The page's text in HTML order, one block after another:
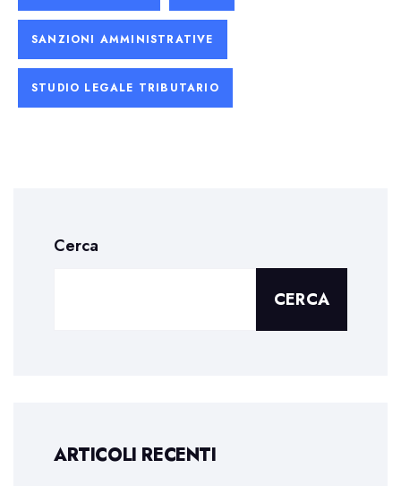
SANZIONI AMMINISTRATIVE
STUDIO LEGALE TRIBUTARIO
Cerca
CERCA
ARTICOLI RECENTI